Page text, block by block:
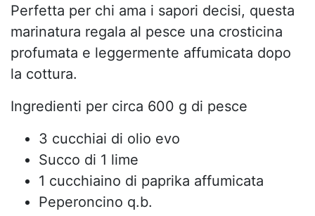
Perfetta per chi ama i sapori decisi, questa
marinatura regala al pesce una crosticina
profumata e leggermente affumicata dopo
la cottura.
Ingredienti per circa 600 g di pesce
3 cucchiai di olio evo
Succo di 1 lime
1 cucchiaino di paprika affumicata
Peperoncino q.b.